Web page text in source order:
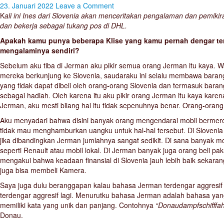
23. Januari 2022 Leave a Comment
Kali ini Ines dari Slovenia akan menceritakan pengalaman dan
dan bekerja sebagai tukang pos di DHL.
Apakah kamu punya beberapa Klise yang kamu pernah dengar
mengalaminya sendiri?
Sebelum aku tiba di Jerman aku pikir semua orang Jerman itu kaya.
mereka berkunjung ke Slovenia, saudaraku ini selalu membawa
yang tidak dapat dibeli oleh orang-orang Slovenia dan termasuk
sebagai hadiah. Oleh karena itu aku pikir orang Jerman itu kaya
Jerman, aku mesti bilang hal itu tidak sepenuhnya benar. Orang-
Aku menyadari bahwa disini banyak orang mengendarai mobil
tidak mau menghamburkan uangku untuk hal-hal tersebut. Di
jika dibandingkan Jerman jumlahnya sangat sedikit. Di sana banyak
seperti Renault atau mobil lokal. Di Jerman banyak juga orang beli
mengakui bahwa keadaan finansial di Slovenia jauh lebih baik
juga bisa membeli Kamera.
Saya juga dulu beranggapan kalau bahasa Jerman terdengar
terdengar aggresif lagi. Menurutku bahasa Jerman adalah bahasa
memiliki kata yang unik dan panjang. Contohnya
Donau.